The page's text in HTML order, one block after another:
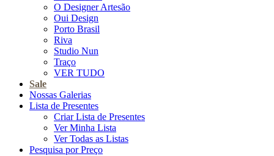
O Designer Artesão
Oui Design
Porto Brasil
Riva
Studio Nun
Traço
VER TUDO
Sale
Nossas Galerias
Lista de Presentes
Criar Lista de Presentes
Ver Minha Lista
Ver Todas as Listas
Pesquisa por Preço